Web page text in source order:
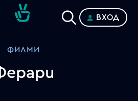
ВХОД
ФИЛМИ